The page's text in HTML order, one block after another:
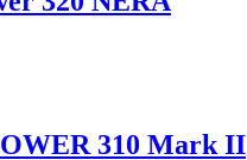
310 Mark II